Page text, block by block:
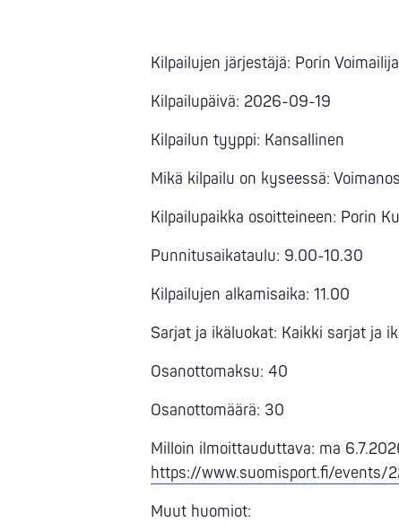
Kilpailujen järjestäjä: Porin
Kilpailupäivä: 2026-09-19
Kilpailun tyyppi: Kansallinen
Mikä kilpailu on kyseessä:
Kilpailupaikka osoitteineen: Porin
Punnitusaikataulu: 9.00-10.30
Kilpailujen alkamisaika: 11.00
Sarjat ja ikäluokat: Kaikki sarjat ja
Osanottomaksu: 40
Osanottomäärä: 30
Milloin ilmoittauduttava: ma
https://www.suomisport.fi/
Muut huomiot: